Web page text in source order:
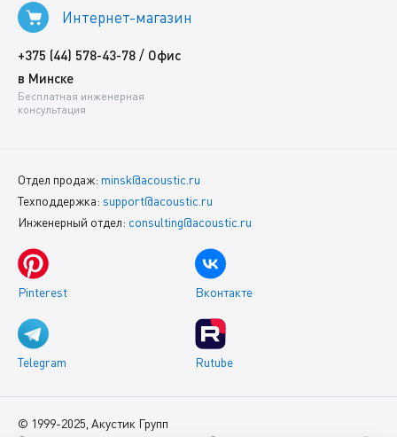
Интернет-магазин
+375 (44) 578-43-78 / Офис
в Минске
Бесплатная инженерная
консультация
Отдел продаж: minsk@acoustic.ru
Техподдержка: support@acoustic.ru
Инженерный отдел: consulting@acoustic.ru
Pinterest Вконтакте
Telegram Rutube
© 1999-2025, Акустик Групп